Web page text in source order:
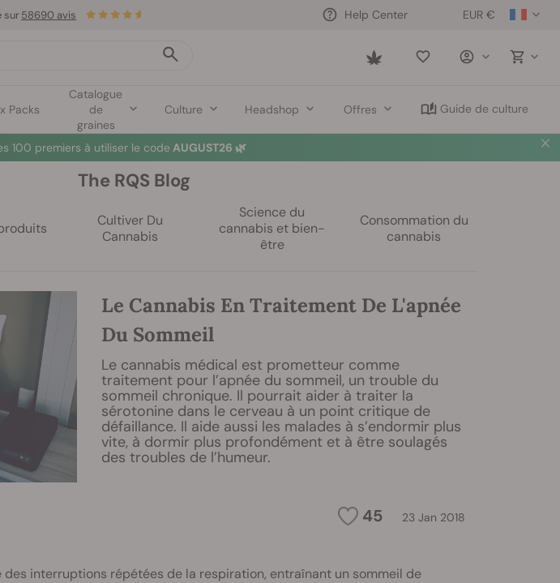
EUR €
Help Center
Saved
Packs
Catalogue
de
graines
Culture Headshop Offres Guide de culture
sur58690 avis
100 premiers à utiliser le code AUGUST26 🌿
The RQS Blog
Cultiver Du
Cannabis
Science du
cannabis et bien-
être
Consommation du
cannabis
Le Cannabis En Traitement De L'apnée
Du Sommeil
Le cannabis médical est prometteur comme
traitement pour l’apnée du sommeil, un trouble du
sommeil chronique. Il pourrait aider à traiter la
sérotonine dans le cerveau à un point critique de
défaillance. Il aide aussi les malades à s’endormir plus
vite, à dormir plus profondément et à être soulagés
des troubles de l’humeur.
45 23 Jan 2018
des interruptions répétées de la respiration, entraînant un sommeil de